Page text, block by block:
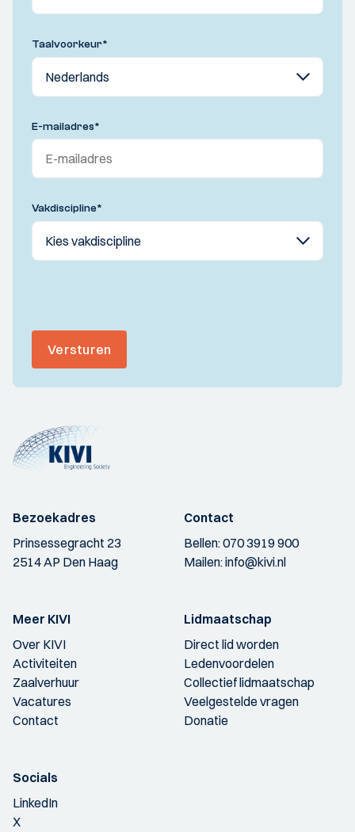
Taalvoorkeur*
E-mailadres*
Vakdiscipline*
Versturen
Bezoekadres
Prinsessegracht 23
2514 AP Den Haag
Contact
Bellen:070 3919 900
Mailen:info@kivi.nl
Meer KIVI
Over KIVI
Activiteiten
Zaalverhuur
Vacatures
Contact
Lidmaatschap
Direct lid worden
Ledenvoordelen
Collectief lidmaatschap
Veelgestelde vragen
Donatie
Socials
LinkedIn
X